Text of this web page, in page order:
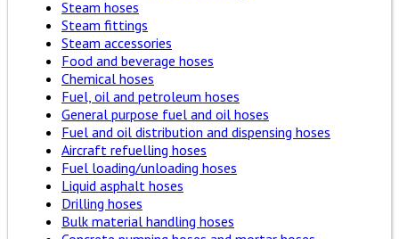
Steam hoses
Steam fittings
Steam accessories
Food and beverage hoses
Chemical hoses
Fuel, oil and petroleum hoses
General purpose fuel and oil hoses
Fuel and oil distribution and dispensing hoses
Aircraft refuelling hoses
Fuel loading/unloading hoses
Liquid asphalt hoses
Drilling hoses
Bulk material handling hoses